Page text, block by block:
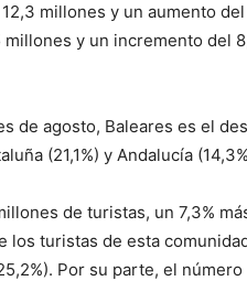
millones y un aumento
millones y un incremento del
de agosto, Baleares es el
(21,1%) y Andalucía
de turistas, un 7,3%
los turistas de esta
Por su parte, el